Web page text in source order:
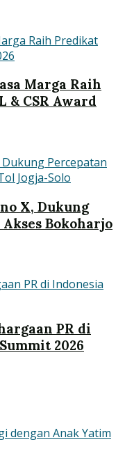
Marga Raih
& CSR Award
X, Dukung
Bokoharjo
PR di
2026